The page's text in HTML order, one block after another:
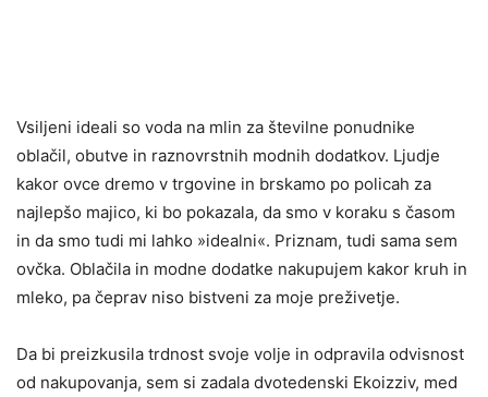
Vsiljeni ideali so voda na mlin za številne ponudnike
oblačil, obutve in raznovrstnih modnih dodatkov. Ljudje
kakor ovce dremo v trgovine in brskamo po policah za
najlepšo majico, ki bo pokazala, da smo v koraku s časom
in da smo tudi mi lahko »idealni«. Priznam, tudi sama sem
ovčka. Oblačila in modne dodatke nakupujem kakor kruh in
mleko, pa čeprav niso bistveni za moje preživetje.
Da bi preizkusila trdnost svoje volje in odpravila odvisnost
od nakupovanja, sem si zadala dvotedenski Ekoizziv, med